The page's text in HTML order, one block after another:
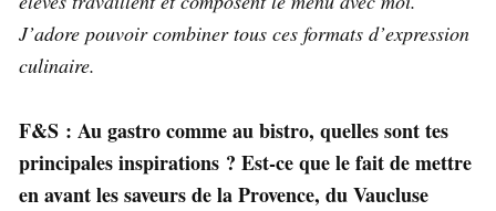
J’adore pouvoir combiner tous ces formats d’expression
culinaire.
F&S : Au gastro comme au bistro, quelles sont tes
principales inspirations ? Est-ce que le fait de mettre
en avant les saveurs de la Provence, du Vaucluse